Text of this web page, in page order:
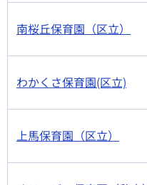
南桜丘保育園（区立）
わかくさ保育園(区立)
上馬保育園（区立）